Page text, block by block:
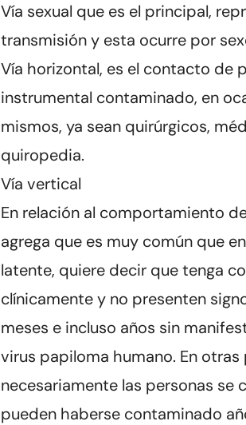
Vía sexual que es el principal,
transmisión y esta ocurre por
Vía horizontal, es el contacto de
instrumental contaminado, en
mismos, ya sean quirúrgicos,
quiropedia.
Vía vertical
En relación al comportamiento
agrega que es muy común que
latente, quiere decir que tenga
clínicamente y no presenten
meses e incluso años sin
virus papiloma humano. En
necesariamente las personas se
pueden haberse contaminado